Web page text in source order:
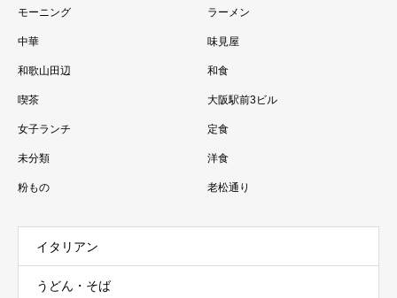
モーニング ラーメン
中華 味見屋
和歌山田辺 和食
喫茶 大阪駅前3ビル
女子ランチ 定食
未分類 洋食
粉もの 老松通り
イタリアン
うどん・そば